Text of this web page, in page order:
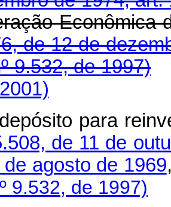
Econômica
de 12 de
9.532, de 1997)
para
de 11 de
agosto de 1969
9.532, de 1997)